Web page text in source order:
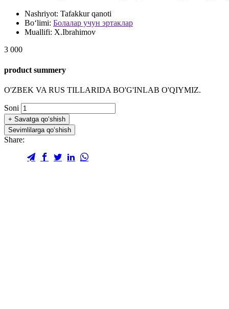
Nashriyot: Tafakkur qanoti
Bo‘limi: Болалар учун эртаклар
Muallifi: X.Ibrahimov
3 000
product summery
O'ZBEK VA RUS TILLARIDA BO'G'INLAB O'QIYMIZ.
Soni
+ Savatga qo‘shish
Sevimlilarga qo‘shish
Share: